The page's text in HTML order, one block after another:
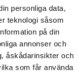
personliga data,
teknologi såsom
på din
annonser och
åskådarinsikter och
som får använda